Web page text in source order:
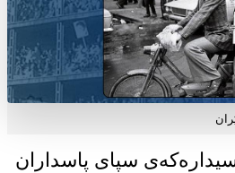
سپای پاسداران